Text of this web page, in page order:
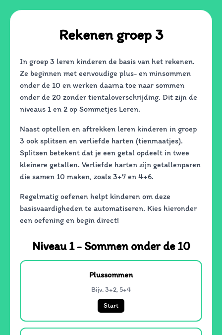
Rekenen groep 3
In groep 3 leren kinderen de basis van het rekenen.
Ze beginnen met eenvoudige plus- en minsommen
onder de 10 en werken daarna toe naar sommen
onder de 20 zonder tientaloverschrijding. Dit zijn de
niveaus 1 en 2 op Sommetjes Leren.
Naast optellen en aftrekken leren kinderen in groep
3 ook splitsen en verliefde harten (tienmaatjes).
Splitsen betekent dat je een getal opdeelt in twee
kleinere getallen. Verliefde harten zijn getallenparen
die samen 10 maken, zoals 3+7 en 4+6.
Regelmatig oefenen helpt kinderen om deze
basisvaardigheden te automatiseren. Kies hieronder
een oefening en begin direct!
Niveau 1 - Sommen onder de 10
Plussommen
Bijv. 3+2, 5+4
Start